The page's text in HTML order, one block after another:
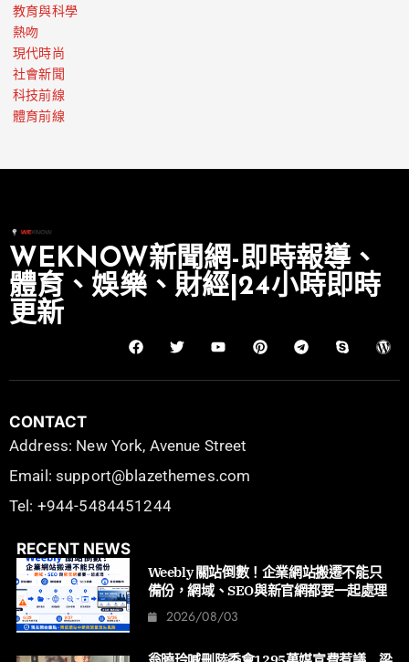
教育與科學
熱吻
現代時尚
社會新聞
科技前線
體育前線
WEKNOW新聞網-即時報導、
體育、娛樂、財經|24小時即時
更新
CONTACT
Address: New York, Avenue Street
Email: support@blazethemes.com
Tel: +944-5484451244
RECENT NEWS
Weebly 關站倒數！企業網站搬遷不能只
備份，網域、SEO與新官網都要一起處理
2026/08/03